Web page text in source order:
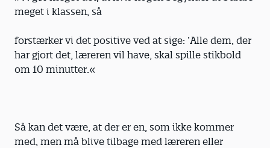
meget i klassen, så
forstærker vi det positive ved at sige: ’Alle dem, der
har gjort det, læreren vil have, skal spille stikbold
om 10 minutter.«
Så kan det være, at der er en, som ikke kommer
med, men må blive tilbage med læreren eller